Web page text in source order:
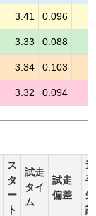
3.41 0.096
3.33 0.088
3.34 0.103
3.32 0.094
ス
タ
ー
ト
試走
タイ
ム
試走
偏差
選
手
短
評